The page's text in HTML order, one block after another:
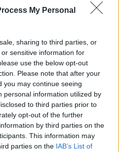
My Personal
sharing to third parties, or
sensitive information for
use the below opt-out
Please note that after your
you may continue seeing
personal information utilized by
to third parties prior to
opt-out of the further
by third parties on the
This information may
parties on the IAB’s List of